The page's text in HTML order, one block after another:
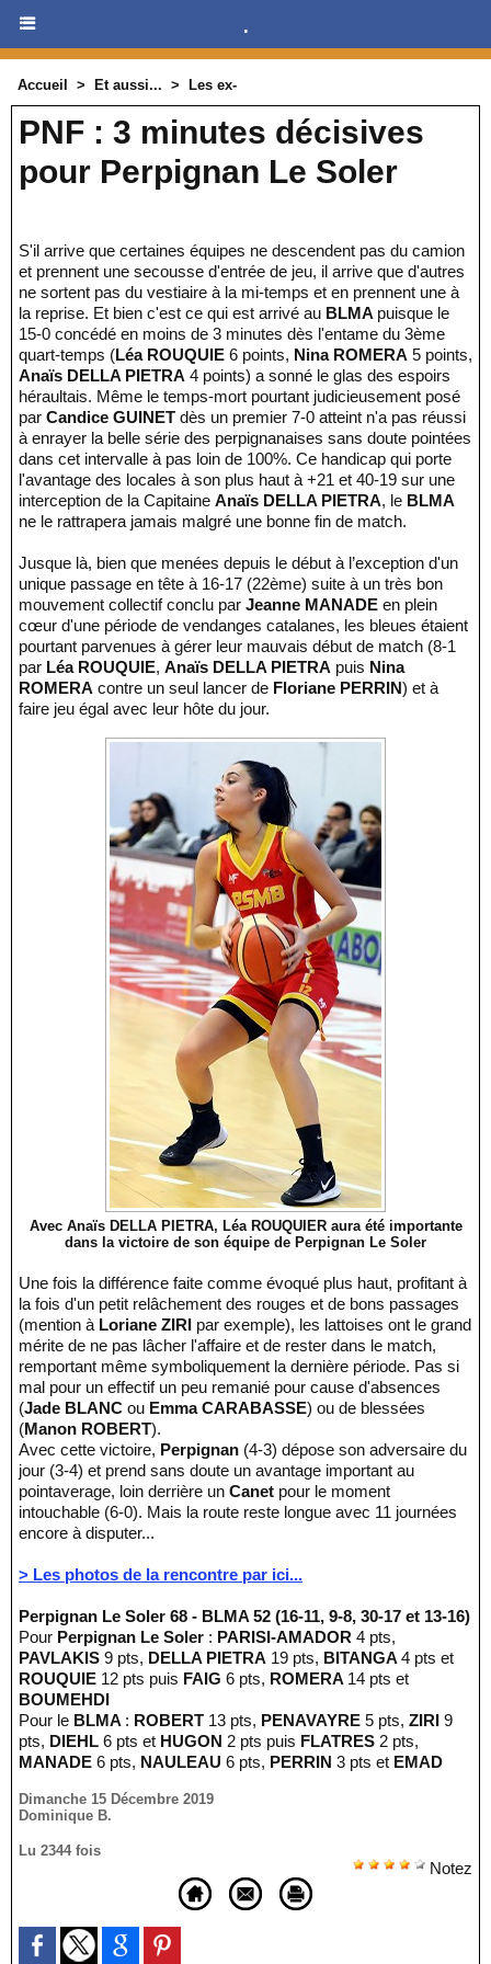
.
Accueil > Et aussi... > Les ex-
PNF : 3 minutes décisives
pour Perpignan Le Soler
S'il arrive que certaines équipes ne descendent pas du camion
et prennent une secousse d'entrée de jeu, il arrive que d'autres
ne sortent pas du vestiaire à la mi-temps et en prennent une à
la reprise. Et bien c'est ce qui est arrivé au BLMA puisque le
15-0 concédé en moins de 3 minutes dès l'entame du 3ème
quart-temps (Léa ROUQUIE 6 points, Nina ROMERA 5 points,
Anaïs DELLA PIETRA 4 points) a sonné le glas des espoirs
héraultais. Même le temps-mort pourtant judicieusement posé
par Candice GUINET dès un premier 7-0 atteint n'a pas réussi
à enrayer la belle série des perpignanaises sans doute pointées
dans cet intervalle à pas loin de 100%. Ce handicap qui porte
l'avantage des locales à son plus haut à +21 et 40-19 sur une
interception de la Capitaine Anaïs DELLA PIETRA, le BLMA
ne le rattrapera jamais malgré une bonne fin de match.
Jusque là, bien que menées depuis le début à l’exception d'un
unique passage en tête à 16-17 (22ème) suite à un très bon
mouvement collectif conclu par Jeanne MANADE en plein
cœur d'une période de vendanges catalanes, les bleues étaient
pourtant parvenues à gérer leur mauvais début de match (8-1
par Léa ROUQUIE, Anaïs DELLA PIETRA puis Nina
ROMERA contre un seul lancer de Floriane PERRIN) et à
faire jeu égal avec leur hôte du jour.
Avec Anaïs DELLA PIETRA, Léa ROUQUIER aura été importante
dans la victoire de son équipe de Perpignan Le Soler
Une fois la différence faite comme évoqué plus haut, profitant à
la fois d'un petit relâchement des rouges et de bons passages
(mention à Loriane ZIRI par exemple), les lattoises ont le grand
mérite de ne pas lâcher l'affaire et de rester dans le match,
remportant même symboliquement la dernière période. Pas si
mal pour un effectif un peu remanié pour cause d'absences
(Jade BLANC ou Emma CARABASSE) ou de blessées
(Manon ROBERT).
Avec cette victoire, Perpignan (4-3) dépose son adversaire du
jour (3-4) et prend sans doute un avantage important au
pointaverage, loin derrière un Canet pour le moment
intouchable (6-0). Mais la route reste longue avec 11 journées
encore à disputer...
> Les photos de la rencontre par ici...
Perpignan Le Soler 68 - BLMA 52 (16-11, 9-8, 30-17 et 13-16)
Pour Perpignan Le Soler : PARISI-AMADOR 4 pts,
PAVLAKIS 9 pts, DELLA PIETRA 19 pts, BITANGA 4 pts et
ROUQUIE 12 pts puis FAIG 6 pts, ROMERA 14 pts et
BOUMEHDI
Pour le BLMA : ROBERT 13 pts, PENAVAYRE 5 pts, ZIRI 9
pts, DIEHL 6 pts et HUGON 2 pts puis FLATRES 2 pts,
MANADE 6 pts, NAULEAU 6 pts, PERRIN 3 pts et EMAD
Dimanche 15 Décembre 2019
Dominique B.
Lu 2344 fois
Notez